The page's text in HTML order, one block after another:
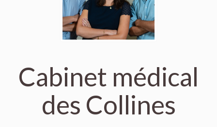
Cabinet médical
des Collines